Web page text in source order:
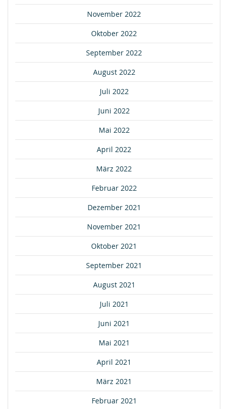
November 2022
Oktober 2022
September 2022
August 2022
Juli 2022
Juni 2022
Mai 2022
April 2022
März 2022
Februar 2022
Dezember 2021
November 2021
Oktober 2021
September 2021
August 2021
Juli 2021
Juni 2021
Mai 2021
April 2021
März 2021
Februar 2021